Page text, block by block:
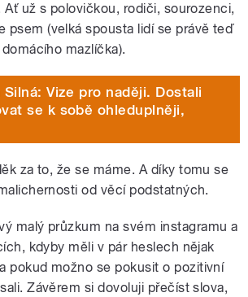
už s polovičkou, rodiči, sourozenci,
psem (velká spousta lidí se právě teď
mazlíčka).
Silná: Vize pro naději. Dostali
se k sobě ohleduplněji,
za to, že se máme. A díky tomu se
od věcí podstatných.
malý průzkum na svém instagramu a
kdyby měli v pár heslech nějak
pokud možno se pokusit o pozitivní
Závěrem si dovoluji přečíst slova,